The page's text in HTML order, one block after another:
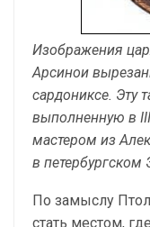
Изображения
Арсинои
сардониксе. Эту
выполненную в
мастером из
в петербургском
По замыслу
стать местом,